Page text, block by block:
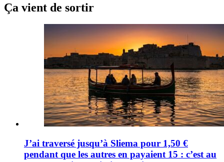
Ça vient de sortir
J’ai traversé jusqu’à Sliema pour 1,50 €
pendant que les autres en payaient 15 : c’est au